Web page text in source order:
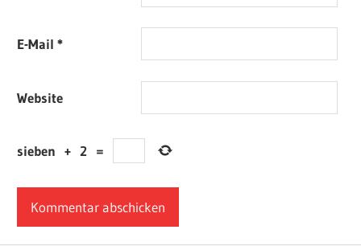
E-Mail*
Website
sieben + 2 =